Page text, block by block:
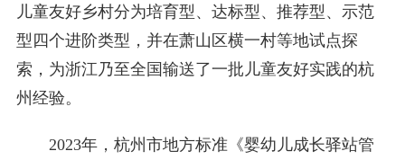
儿童友好乡村分为培育型、达标型、推荐型、示范
型四个进阶类型，并在萧山区横一村等地试点探
索，为浙江乃至全国输送了一批儿童友好实践的杭
州经验。
2023年，杭州市地方标准《婴幼儿成长驿站管